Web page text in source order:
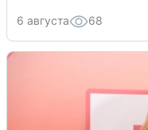
6 августа 68